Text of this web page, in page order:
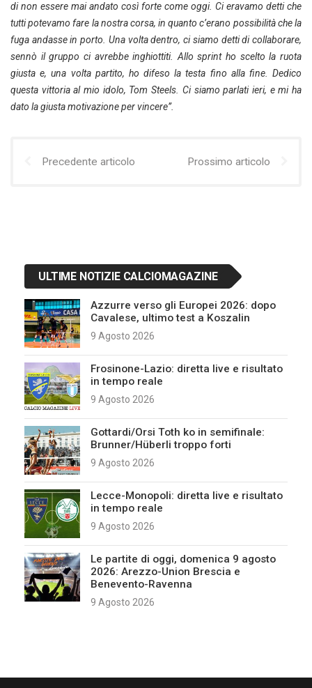
di non essere mai andato così forte come oggi. Ci eravamo detti che
tutti potevamo fare la nostra corsa, in quanto c’erano possibilità che la
fuga andasse in porto. Una volta dentro, ci siamo detti di collaborare,
sennò il gruppo ci avrebbe inghiottiti. Allo sprint ho scelto la ruota
giusta e, una volta partito, ho difeso la testa fino alla fine. Dedico
questa vittoria al mio idolo, Tom Steels. Ci siamo parlati ieri, e mi ha
dato la giusta motivazione per vincere”.
Precedente articolo Prossimo articolo
ULTIME NOTIZIE CALCIOMAGAZINE
Azzurre verso gli Europei 2026: dopo
Cavalese, ultimo test a Koszalin
9 Agosto 2026
Frosinone-Lazio: diretta live e risultato
in tempo reale
9 Agosto 2026
Gottardi/Orsi Toth ko in semifinale:
Brunner/Hüberli troppo forti
9 Agosto 2026
Lecce-Monopoli: diretta live e risultato
in tempo reale
9 Agosto 2026
Le partite di oggi, domenica 9 agosto
2026: Arezzo-Union Brescia e
Benevento-Ravenna
9 Agosto 2026